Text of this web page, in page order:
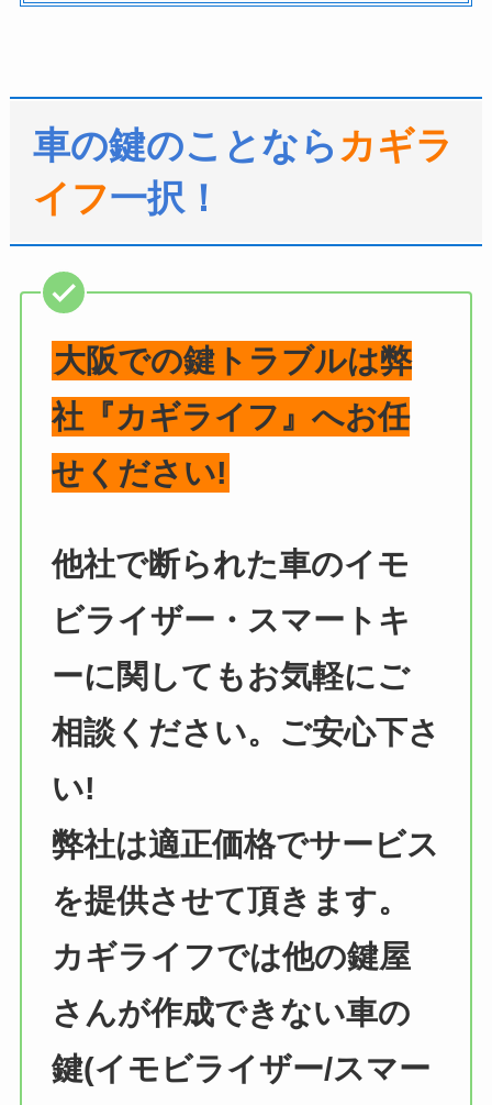
車の鍵のことなら カギラ
イフ一択！
大阪での鍵トラブルは弊
社『カギライフ』へお任
せください!
他社で断られた車のイモ
ビライザー・スマートキ
ーに関してもお気軽にご
相談ください。ご安心下さ
い!
弊社は適正価格でサービス
を提供させて頂きます。
カギライフでは他の鍵屋
さんが作成できない車の
鍵(イモビライザー/スマー